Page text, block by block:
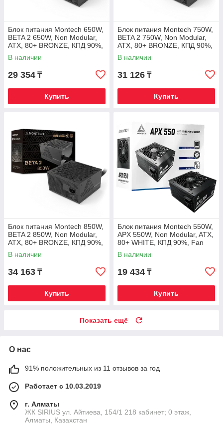
Блок питания Montech 650W,
BETA 2 650W, Non Modular,
ATX, 80+ BRONZE, КПД 90%,
Fan 120mm, Черный
В наличии
29 354 ₸
Купить
Блок питания Montech 750W,
BETA 2 750W, Non Modular,
ATX, 80+ BRONZE, КПД 90%,
Fan 120mm, Черный
В наличии
31 126 ₸
Купить
Блок питания Montech 850W,
BETA 2 850W, Non Modular,
ATX, 80+ BRONZE, КПД 90%,
Fan 120mm, Черный
В наличии
34 163 ₸
Купить
Блок питания Montech 550W,
APX 550W, Non Modular, ATX,
80+ WHITE, КПД 90%, Fan
120mm, Черный
В наличии
19 434 ₸
Купить
Показать ещё
О нас
91% положительных из 11 отзывов за год
Работает с 10.03.2019
г. Алматы
​ЖК SIRIUS​ ул. Айтиева, 154/1​ 218 кабинет; 0 этаж,
Алматы, Казахстан